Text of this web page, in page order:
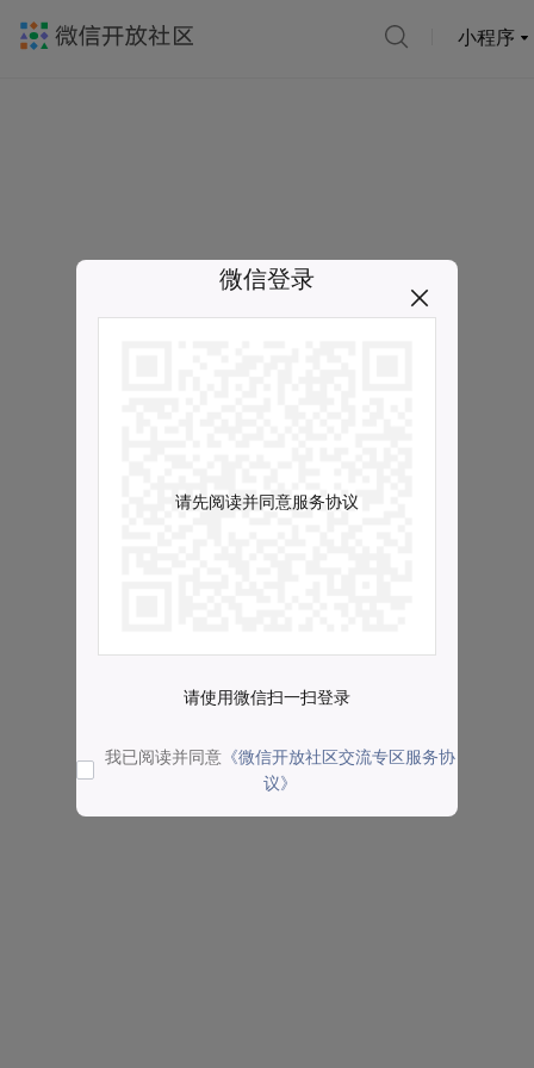
小程序
微信登录
请先阅读并同意服务协议
请使用微信扫一扫登录
我已阅读并同意 《微信开放社区交流专区服务协
议》